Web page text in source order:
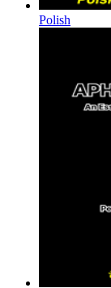
Polish